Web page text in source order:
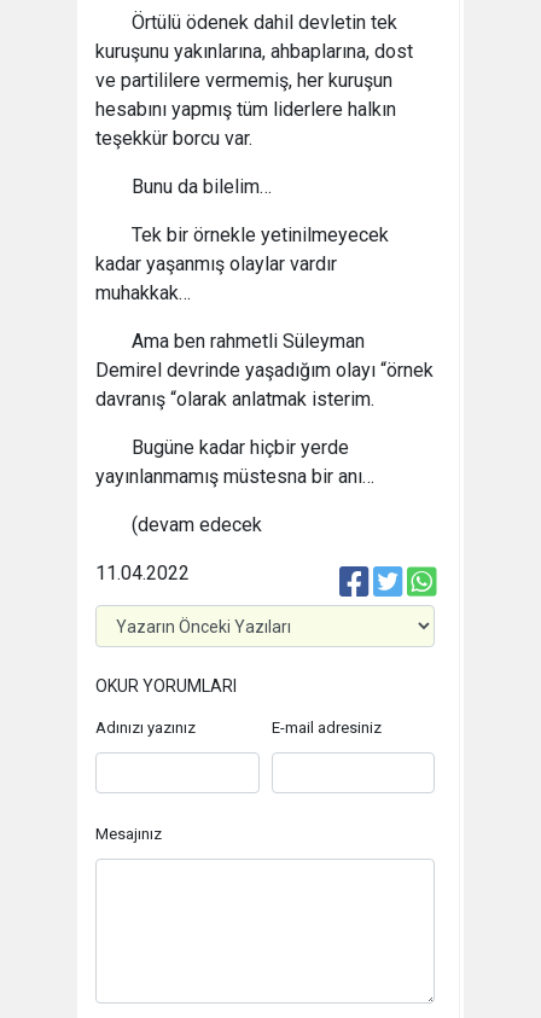
Örtülü ödenek dahil devletin tek
kuruşunu yakınlarına, ahbaplarına, dost
ve partililere vermemiş, her kuruşun
hesabını yapmış tüm liderlere halkın
teşekkür borcu var.
Bunu da bilelim…
Tek bir örnekle yetinilmeyecek
kadar yaşanmış olaylar vardır
muhakkak…
Ama ben rahmetli Süleyman
Demirel devrinde yaşadığım olayı “örnek
davranış “olarak anlatmak isterim.
Bugüne kadar hiçbir yerde
yayınlanmamış müstesna bir anı…
(devam edecek
11.04.2022
OKUR YORUMLARI
Adınızı yazınız E-mail adresiniz
Mesajınız